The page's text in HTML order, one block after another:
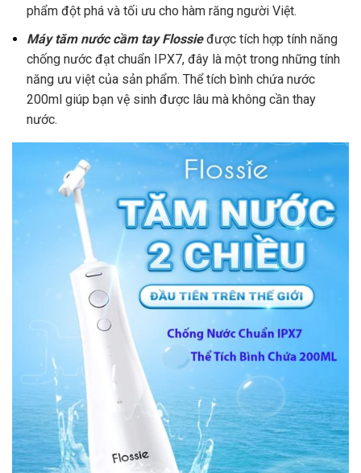
phẩm đột phá và tối ưu cho hàm răng người Việt.
Máy tăm nước cầm tay Flossieđược tích hợp tính năng
chống nước đạt chuẩn IPX7, đây là một trong những tính
năng ưu việt của sản phẩm. Thể tích bình chứa nước
200ml giúp bạn vệ sinh được lâu mà không cần thay
nước.